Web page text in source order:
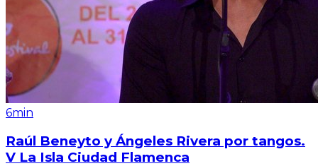
6min
Raúl Beneyto y Ángeles Rivera por tangos.
V La Isla Ciudad Flamenca